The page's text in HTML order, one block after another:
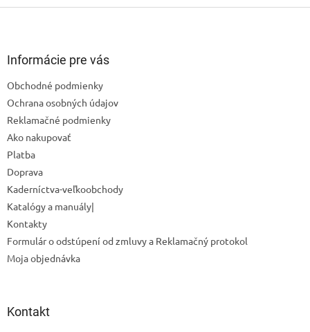
Informácie pre vás
Obchodné podmienky
Ochrana osobných údajov
Reklamačné podmienky
Ako nakupovať
Platba
Doprava
Kaderníctva-veľkoobchody
Katalógy a manuály|
Kontakty
Formulár o odstúpení od zmluvy a Reklamačný protokol
Moja objednávka
Kontakt